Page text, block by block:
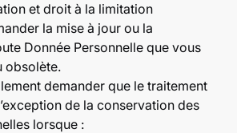
et droit à la limitation
la mise à jour ou la
Donnée Personnelle que vous
obsolète.
demander que le traitement
de la conservation des
lorsque :